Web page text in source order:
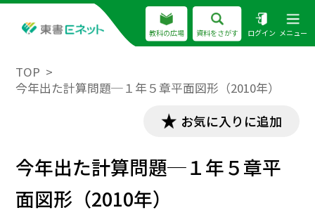
教科の広場 資料をさがす ログイン メニュー
TOP
今年出た計算問題─１年５章平面図形（2010年）
お気に入りに追加
今年出た計算問題─１年５章平
面図形（2010年）